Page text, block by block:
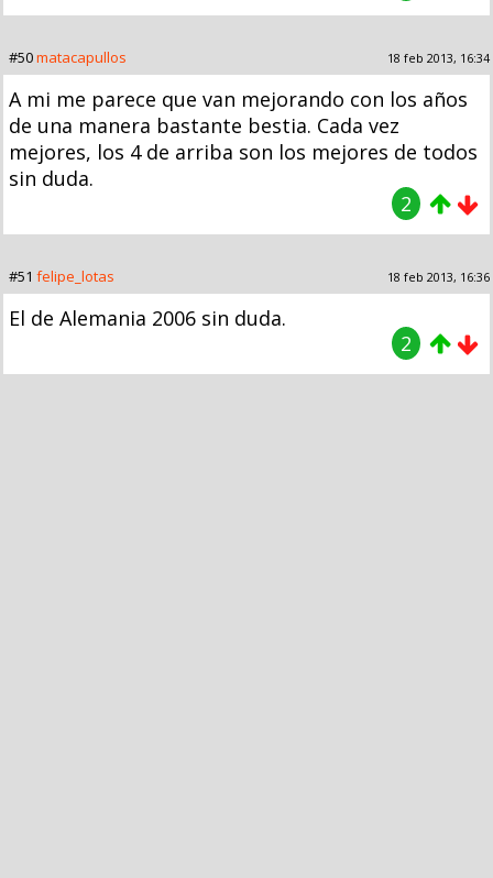
#50matacapullos 18 feb 2013, 16:34
A mi me parece que van mejorando con los años
de una manera bastante bestia. Cada vez
mejores, los 4 de arriba son los mejores de todos
sin duda.
2
#51 felipe_lotas 18 feb 2013, 16:36
El de Alemania 2006 sin duda.
2